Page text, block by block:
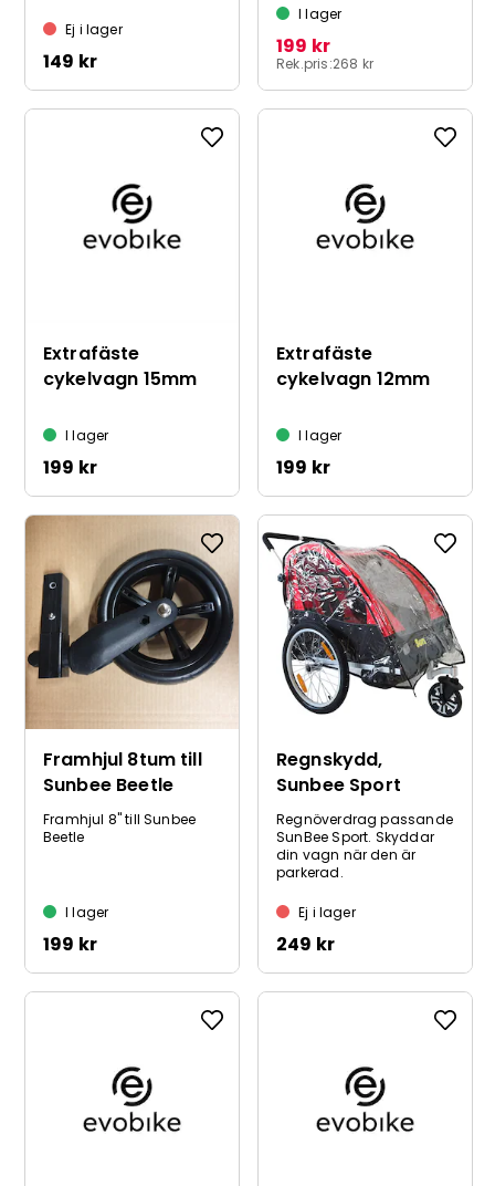
Ej i lager
149 kr
I lager
Rek.pris:268 kr
199 kr
Extrafäste
cykelvagn 15mm
I lager
199 kr
Extrafäste
cykelvagn 12mm
I lager
199 kr
Framhjul 8tum till
Sunbee Beetle
Framhjul 8" till Sunbee
Beetle
I lager
199 kr
Regnskydd,
Sunbee Sport
Regnöverdrag passande
SunBee Sport. Skyddar
din vagn när den är
parkerad.
Ej i lager
249 kr